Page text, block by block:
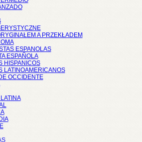
A PRZEKŁADEM
ESPANOLAS
ESPAÑOLA
HISPANICOS
LATINOAMERICANOS
OCCIDENTE